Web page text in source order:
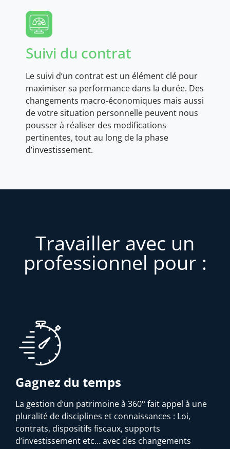
Suivi du contrat
Le suivi d’un contrat est un élément clé pour
maximiser sa performance dans la durée. Des
changements macro-économiques mais aussi
de votre situation personnelle peuvent nous
pousser à réaliser des modifications
pertinentes, tout au long de la phase
d’investissement.
Travailler avec un
professionnel pour :
Gagnez du temps
La gestion d’un patrimoine à 360° fait appel à une
pluralité de disciplines et connaissances : Loi,
contrats, dispositifs fiscaux, supports
d’investissement etc… avec des changements